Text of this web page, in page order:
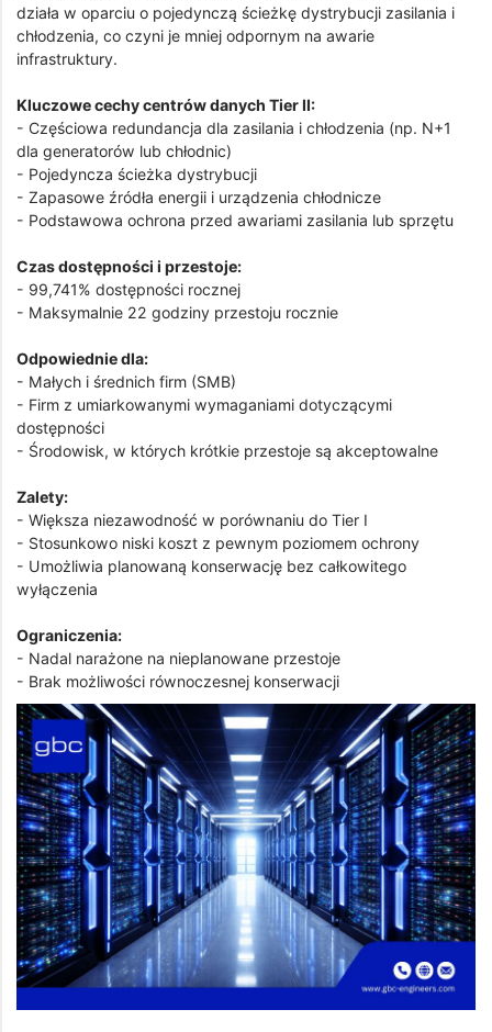
działa w oparciu o pojedynczą ścieżkę dystrybucji zasilania i
chłodzenia, co czyni je mniej odpornym na awarie
infrastruktury.
Kluczowe cechy centrów danych Tier II:
- Częściowa redundancja dla zasilania i chłodzenia (np. N+1
dla generatorów lub chłodnic)
- Pojedyncza ścieżka dystrybucji
- Zapasowe źródła energii i urządzenia chłodnicze
- Podstawowa ochrona przed awariami zasilania lub sprzętu
Czas dostępności i przestoje:
- 99,741% dostępności rocznej
- Maksymalnie 22 godziny przestoju rocznie
Odpowiednie dla:
- Małych i średnich firm (SMB)
- Firm z umiarkowanymi wymaganiami dotyczącymi
dostępności
- Środowisk, w których krótkie przestoje są akceptowalne
Zalety:
- Większa niezawodność w porównaniu do Tier I
- Stosunkowo niski koszt z pewnym poziomem ochrony
- Umożliwia planowaną konserwację bez całkowitego
wyłączenia
Ograniczenia:
- Nadal narażone na nieplanowane przestoje
- Brak możliwości równoczesnej konserwacji